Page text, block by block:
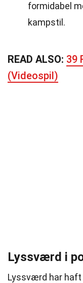
formidabel
kampstil.
READ ALSO: 39
(Videospil)
Lyssværd i
Lyssværd har haft